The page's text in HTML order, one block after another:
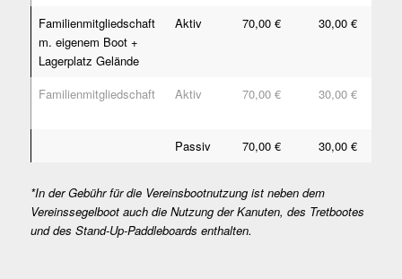
Familienmitgliedschaft
m. eigenem Boot +
Lagerplatz Gelände
Aktiv 70,00 € 30,00 €
Familienmitgliedschaft Aktiv 70,00 € 30,00 €
Passiv
70,00 € 30,00 €
*In der Gebühr für die Vereinsbootnutzung ist neben dem
Vereinssegelboot auch die Nutzung der Kanuten, des Tretbootes
und des Stand-Up-Paddleboards enthalten.